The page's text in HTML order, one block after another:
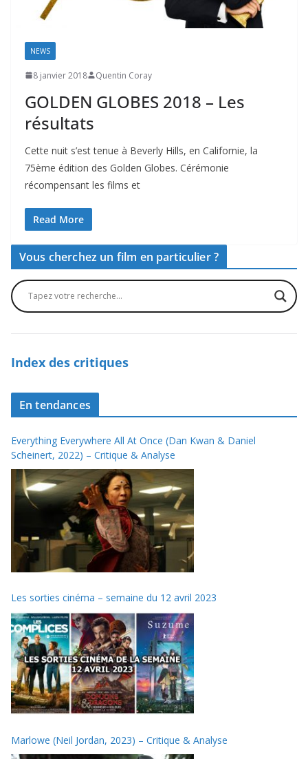
NEWS
8 janvier 2018 Quentin Coray
GOLDEN GLOBES 2018 – Les
résultats
Cette nuit s’est tenue à Beverly Hills, en Californie, la
75ème édition des Golden Globes. Cérémonie
récompensant les films et
Read More
Vous cherchez un film en particulier ?
Index des critiques
En tendances
Everything Everywhere All At Once (Dan Kwan & Daniel
Scheinert, 2022) – Critique & Analyse
Les sorties cinéma – semaine du 12 avril 2023
Marlowe (Neil Jordan, 2023) – Critique & Analyse